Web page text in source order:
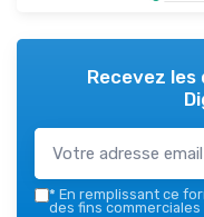
Recevez
* En remplissant ce
des fins